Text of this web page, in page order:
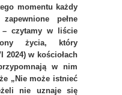
momentu każdy
pełne
czytamy w liście
życia, który
2024) w kościołach
w nim
„Nie może istnieć
nie uznaje się